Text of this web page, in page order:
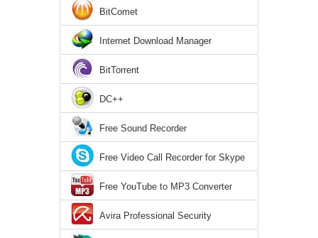
BitComet
Internet Download Manager
BitTorrent
DC++
Free Sound Recorder
Free Video Call Recorder for Skype
Free YouTube to MP3 Converter
Avira Professional Security